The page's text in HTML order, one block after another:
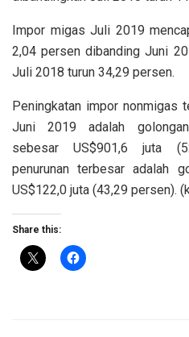
Impor migas Juli 2019
2,04 persen dibanding Juni
Juli 2018 turun 34,29 persen.
Peningkatan impor nonmigas
Juni 2019 adalah
sebesar US$901,6 juta
penurunan terbesar adalah
US$122,0 juta (43,29 persen).
Share this: